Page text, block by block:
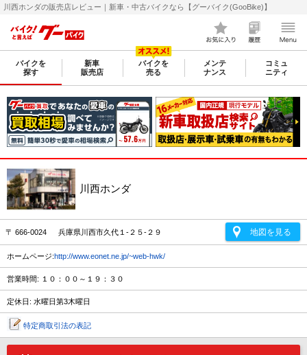
川西ホンダの販売店レビュー｜新車・中古バイクなら【グーバイク(GooBike)】
バイクを
探す
新車
販売店
バイクを
売る
メンテ
ナンス
コミュ
ニティ
川西ホンダ
〒 666-0024 兵庫県川西市久代１-２５-２９ 地図を見る
ホームページ:http://www.eonet.ne.jp/~web-hwk/
営業時間: １０：００～１９：３０
定休日: 水曜日第3木曜日
特定商取引法の表記